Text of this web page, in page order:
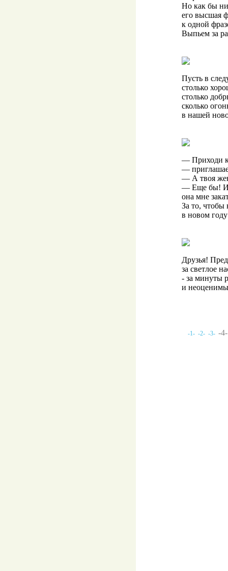
Но как бы
его высшая
к одной
Выпьем за
Пусть в
столько
столько
сколько
в нашей
— Приходи
—
— А твоя
— Еще бы!
она мне
За то,
в новом
Друзья!
за светлое
- за минуты
и
-1- -2- -3- -